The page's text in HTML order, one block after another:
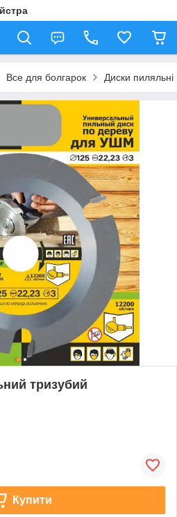
Все для болгарок Диски пиляльні
тризубий
Купити